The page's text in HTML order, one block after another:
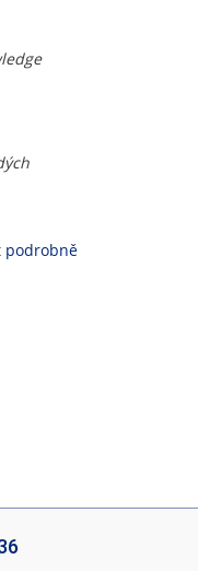
podrobně